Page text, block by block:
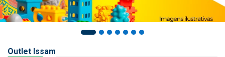
Outlet Issam